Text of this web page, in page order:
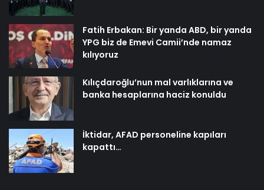
Fatih Erbakan: Bir yanda ABD, bir yanda
YPG biz de Emevi Camii’nde namaz
kılıyoruz
Kılıçdaroğlu’nun mal varlıklarına ve
banka hesaplarına haciz konuldu
İktidar, AFAD personeline kapıları
kapattı…